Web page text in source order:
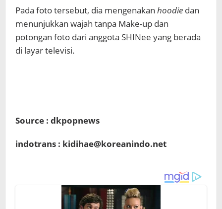
Pada foto tersebut, dia mengenakan hoodie dan
menunjukkan wajah tanpa Make-up dan
potongan foto dari anggota SHINee yang berada
di layar televisi.
Source : dkpopnews
indotrans : kidihae@koreanindo.net